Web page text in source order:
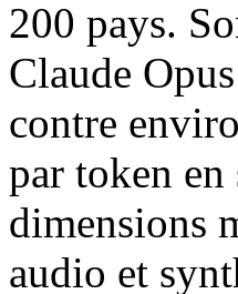
200 pays.
Claude
contre
par token
dimensions
audio et